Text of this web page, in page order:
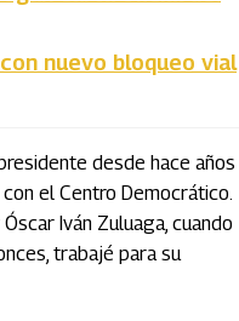
nuevo bloqueo vial
desde hace años
el Centro Democrático.
Iván Zuluaga, cuando
trabajé para su